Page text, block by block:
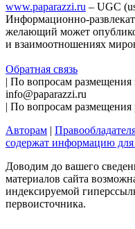
www.paparazzi.ru – UGC
Информационно-
желающий может
и взаимоотношениях
Обратная связь
| По вопросам размещения
info@paparazzi.ru
| По вопросам размещения
Авторам |
содержат информацию
Доводим до вашего
материалов сайта
индексируемой
первоисточника.